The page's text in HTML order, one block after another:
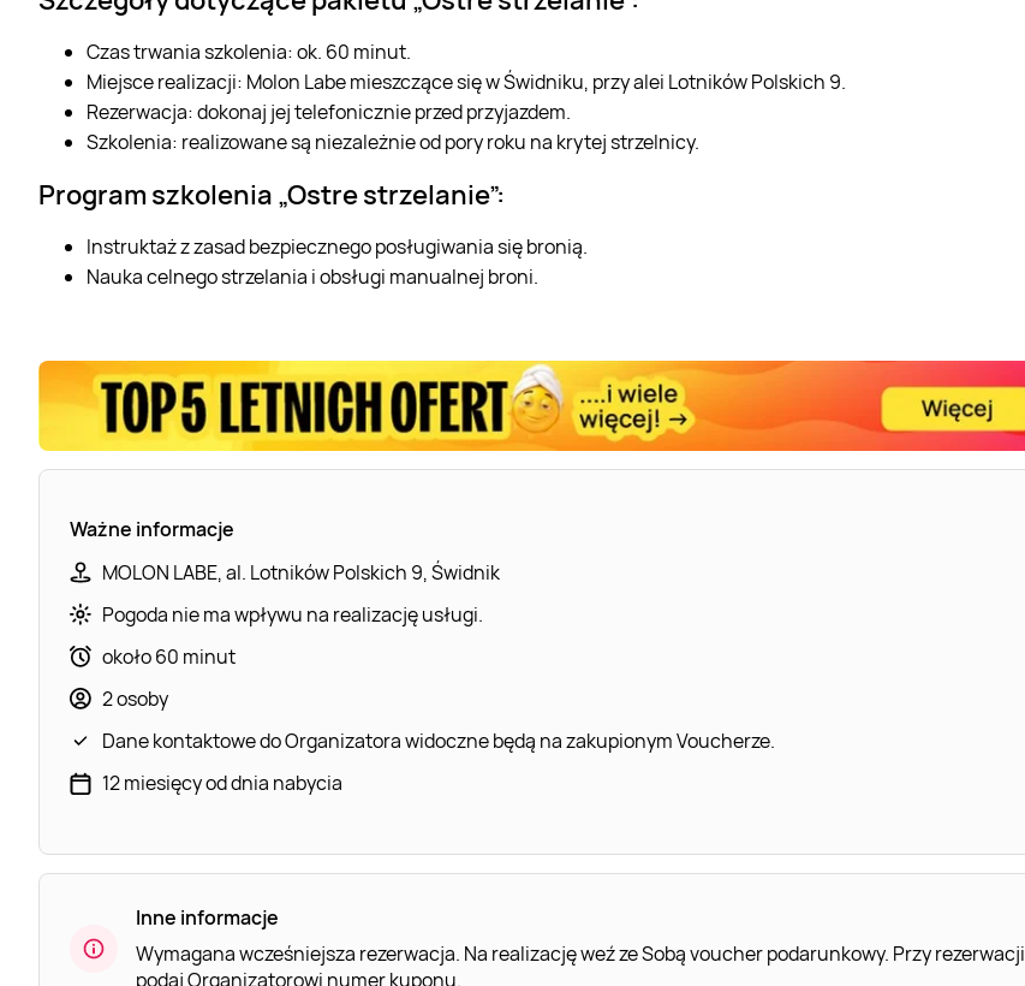
Czas trwania szkolenia: ok. 60 minut.
Miejsce realizacji: Molon Labe mieszczące się w Świdniku, przy alei Lotników Polskich 9.
Rezerwacja: dokonaj jej telefonicznie przed przyjazdem.
Szkolenia: realizowane są niezależnie od pory roku na krytej strzelnicy.
Program szkolenia „Ostre strzelanie”:
Instruktaż z zasad bezpiecznego posługiwania się bronią.
Nauka celnego strzelania i obsługi manualnej broni.
Ważne informacje
MOLON LABE, al. Lotników Polskich 9, Świdnik
Pogoda nie ma wpływu na realizację usługi.
około 60 minut
2 osoby
Dane kontaktowe do Organizatora widoczne będą na zakupionym Voucherze.
12 miesięcy od dnia nabycia
Inne informacje
Wymagana wcześniejsza rezerwacja. Na realizację weź ze Sobą voucher podarunkowy. Przy rezerwacji
podaj Organizatorowi numer kuponu.